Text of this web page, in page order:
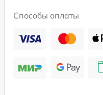
Способы оплаты